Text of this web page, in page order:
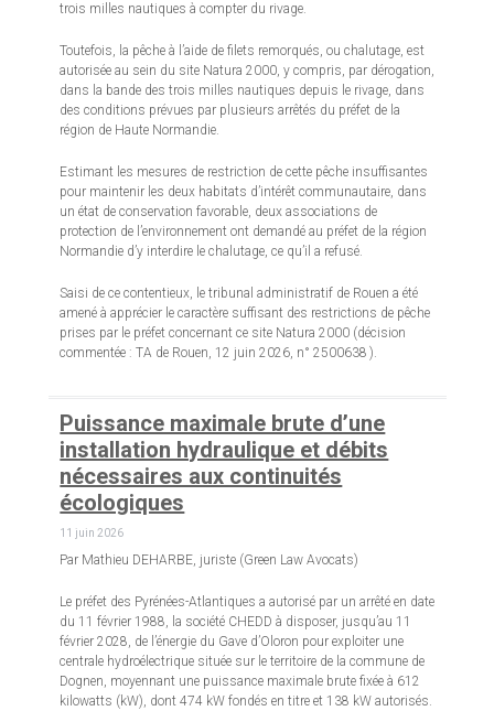
trois milles nautiques à compter du rivage.
Toutefois, la pêche à l’aide de filets remorqués, ou chalutage, est
autorisée au sein du site Natura 2000, y compris, par dérogation,
dans la bande des trois milles nautiques depuis le rivage, dans
des conditions prévues par plusieurs arrêtés du préfet de la
région de Haute Normandie.
Estimant les mesures de restriction de cette pêche insuffisantes
pour maintenir les deux habitats d’intérêt communautaire, dans
un état de conservation favorable, deux associations de
protection de l’environnement ont demandé au préfet de la région
Normandie d’y interdire le chalutage, ce qu’il a refusé.
Saisi de ce contentieux, le tribunal administratif de Rouen a été
amené à apprécier le caractère suffisant des restrictions de pêche
prises par le préfet concernant ce site Natura 2000 (décision
commentée : TA de Rouen, 12 juin 2026, n° 2500638 ).
Puissance maximale brute d’une
installation hydraulique et débits
nécessaires aux continuités
écologiques
11 juin 2026
Par Mathieu DEHARBE, juriste (Green Law Avocats)
Le préfet des Pyrénées-Atlantiques a autorisé par un arrêté en date
du 11 février 1988, la société CHEDD à disposer, jusqu’au 11
février 2028, de l’énergie du Gave d’Oloron pour exploiter une
centrale hydroélectrique située sur le territoire de la commune de
Dognen, moyennant une puissance maximale brute fixée à 612
kilowatts (kW), dont 474 kW fondés en titre et 138 kW autorisés.